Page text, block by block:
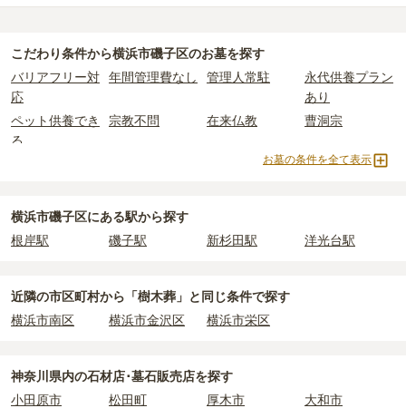
樹木葬・納骨堂・永代供養墓は、基本的に墓石代がかからず、永代
なお、お墓によっては以下の費用が別途かかる場合があります。
・
：お墓を新しく建てた際に行う儀式のための費
・納骨式の費用 ：お墓に遺骨を納める儀式のための費用。僧侶に渡
：お墓の管理費。契約後、毎年発生するケースがあり
正確な費用は、区画や石材の選び方によって大きく変わるため、見
積もりを取るまで確定しません。
必ず確認することをおすすめします。
現地への見学が難しい場合は、資料請求でも各霊園の詳しい料金案
内を取り寄せることができます。
の 樹木葬 で、 15万円からお求めいただけます。
する「合祀墓（ごうしぼ）」と呼ばれるタイプです。個別のお墓に
比べて省スペースで管理の手間がかからないため、費用が安く設定
されています。
価格の目安は、1名あたり5万円〜30万円程度です。
替えてお墓を探すのがおすすめです。
こだわり条件から横浜市磯子区のお墓を探す
バリアフリー対
応
年間管理費なし 管理人常駐
永代供養プラン
あり
ペット供養でき
る
宗教不問 在来仏教 曹洞宗
臨済宗
民営霊園
寺院墓地
3人用区画あり
お墓の条件を全て表示
横浜市磯子区にある駅から探す
根岸駅
磯子駅 新杉田駅 洋光台駅
近隣の市区町村から 「樹木葬」と 同じ条件で探す
横浜市南区
横浜市金沢区 横浜市栄区
神奈川県内の石材店･墓石販売店を探す
小田原市
松田町 厚木市
大和市